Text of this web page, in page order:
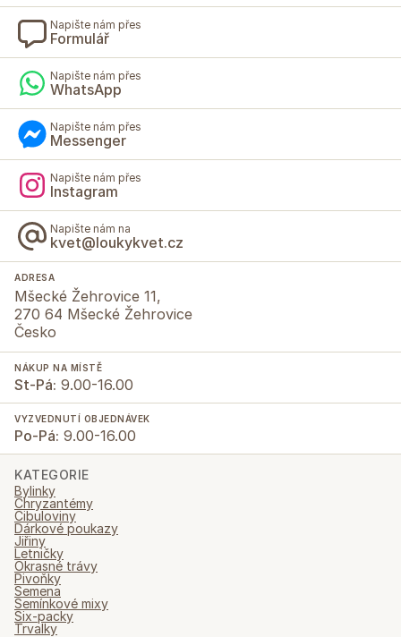
Napište nám přes
Formulář
Napište nám přes
WhatsApp
Napište nám přes
Messenger
Napište nám přes
Instagram
Napište nám na
kvet@loukykvet.cz
ADRESA
Mšecké Žehrovice 11,
270 64 Mšecké Žehrovice
Česko
NÁKUP NA MÍSTĚ
St-Pá: 9.00-16.00
VYZVEDNUTÍ OBJEDNÁVEK
Po-Pá: 9.00-16.00
KATEGORIE
Bylinky
Chryzantémy
Cibuloviny
Dárkové poukazy
Jiřiny
Letničky
Okrasné trávy
Pivoňky
Semena
Semínkové mixy
Six-packy
Trvalky